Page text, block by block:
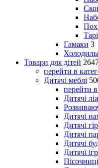
Гамаки 3
Товари для дітей
перейти в
Дитячі меблі
перейти
Дитячі
Дитячі
Дитячі
Дитячі
Дитячі
Дитячі
Пісочниці